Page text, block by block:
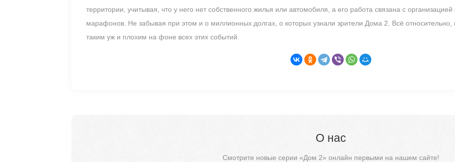
территории, учитывая, что у него нет собственного жилья или автомобиля, а его работа связана с
марафонов. Не забывая при этом и о миллионных долгах, о которых узнали зрители Дома 2. Всё относительно,
таким уж и плохим на фоне всех этих событий.
О нас
Смотрите новые серии «Дом 2» онлайн первыми на нашем сайте!